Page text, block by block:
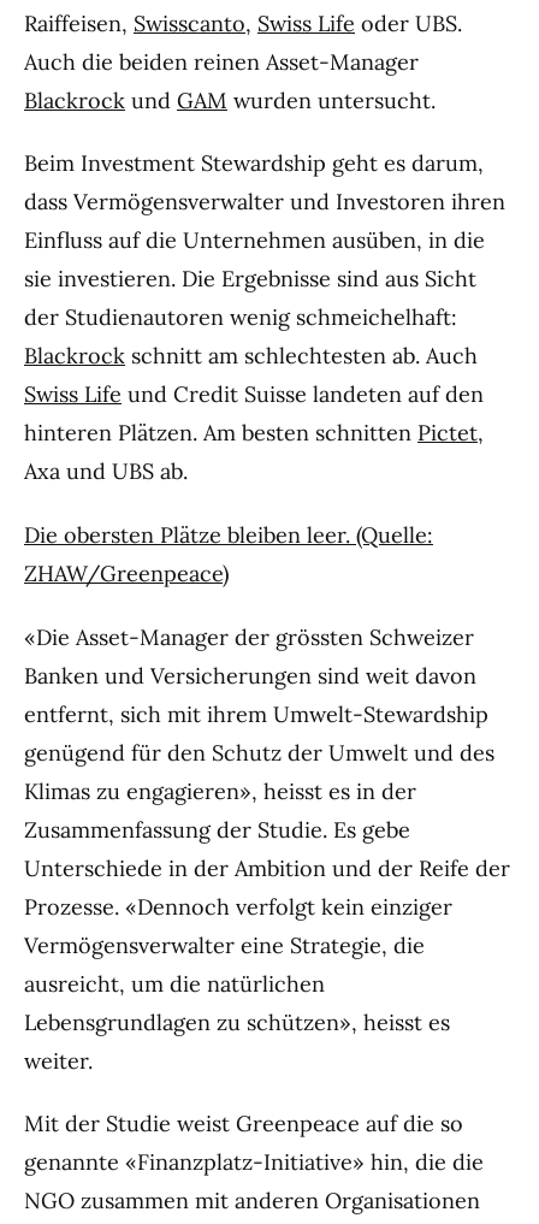
Raiffeisen, Swisscanto, Swiss Life oder UBS.
Auch die beiden reinen Asset-Manager
Blackrock und GAM wurden untersucht.
Beim Investment Stewardship geht es darum,
dass Vermögensverwalter und Investoren ihren
Einfluss auf die Unternehmen ausüben, in die
sie investieren. Die Ergebnisse sind aus Sicht
der Studienautoren wenig schmeichelhaft:
Blackrock schnitt am schlechtesten ab. Auch
Swiss Life und Credit Suisse landeten auf den
hinteren Plätzen. Am besten schnitten Pictet,
Axa und UBS ab.
Die obersten Plätze bleiben leer. (Quelle:
ZHAW/Greenpeace)
«Die Asset-Manager der grössten Schweizer
Banken und Versicherungen sind weit davon
entfernt, sich mit ihrem Umwelt-Stewardship
genügend für den Schutz der Umwelt und des
Klimas zu engagieren», heisst es in der
Zusammenfassung der Studie. Es gebe
Unterschiede in der Ambition und der Reife der
Prozesse. «Dennoch verfolgt kein einziger
Vermögensverwalter eine Strategie, die
ausreicht, um die natürlichen
Lebensgrundlagen zu schützen», heisst es
weiter.
Mit der Studie weist Greenpeace auf die so
genannte «Finanzplatz-Initiative» hin, die die
NGO zusammen mit anderen Organisationen